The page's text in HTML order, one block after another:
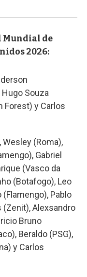
Mundial de
2026:
Souza
Forest) y Carlos
Wesley (Roma),
Gabriel
(Vasco da
(Botafogo), Leo
(Flamengo), Pablo
(Zenit), Alexsandro
Bruno
Beraldo (PSG),
y Carlos